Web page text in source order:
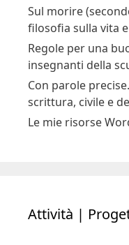
Sul morire
filosofia sulla vita
Regole per una
insegnanti della
Con parole
scrittura, civile e
Le mie risorse
Attività |